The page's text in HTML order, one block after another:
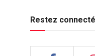
Restez